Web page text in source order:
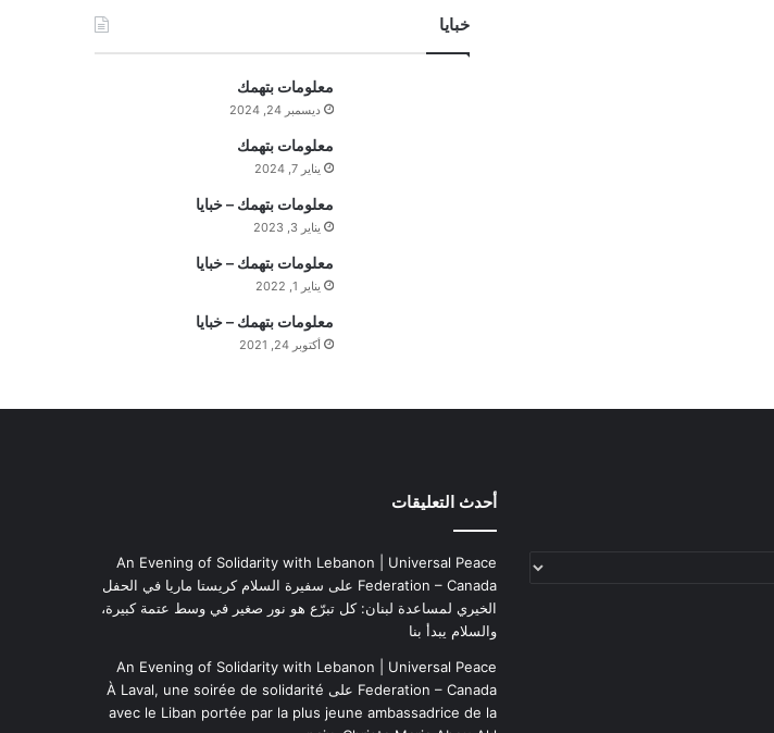
ع
ا
خبايا
معلومات بتهمك
ديسمبر 24, 2024
معلومات بتهمك
يناير 7, 2024
معلومات بتهمك – خبايا
يناير 3, 2023
معلومات بتهمك – خبايا
يناير 1, 2022
معلومات بتهمك – خبايا
أكتوبر 24, 2021
أحدث التعليقات
An Evening of Solidarity with Lebanon | Universal Peace
Federation – Canada على سفيرة السلام كريستا ماريا في الحفل
الخيري لمساعدة لبنان: كل تبرّع هو نور صغير في وسط عتمة كبيرة،
والسلام يبدأ بنا
An Evening of Solidarity with Lebanon | Universal Peace
Federation – Canada على À Laval, une soirée de solidarité
avec le Liban portée par la plus jeune ambassadrice de la